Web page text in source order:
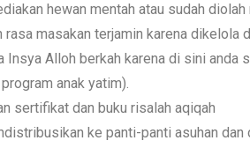
hewan mentah atau sudah
rasa masakan terjamin karena dikelola
Insya Alloh berkah karena di sini
anak yatim).
sertifikat dan buku risalah aqiqah
ke panti-panti asuhan